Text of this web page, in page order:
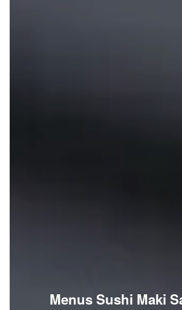
Menus Sushi Maki